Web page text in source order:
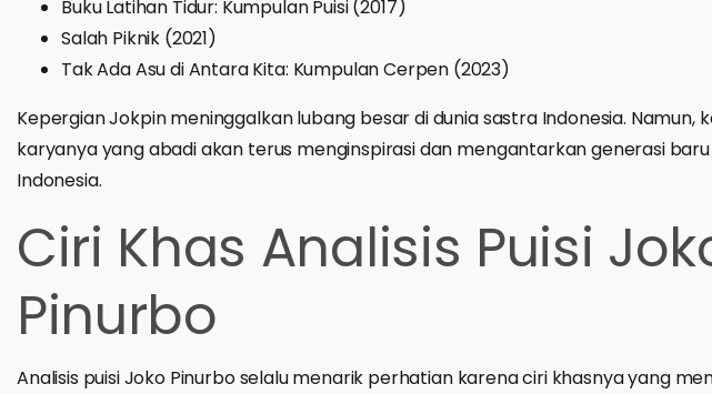
Buku Latihan Tidur: Kumpulan Puisi (2017)
Salah Piknik (2021)
Tak Ada Asu di Antara Kita: Kumpulan Cerpen (2023)
Kepergian Jokpin meninggalkan lubang besar di dunia sastra Indonesia. Namun,
karyanya yang abadi akan terus menginspirasi dan mengantarkan generasi
Indonesia.
Ciri Khas Analisis Puisi
Pinurbo
Analisis puisi Joko Pinurbo selalu menarik perhatian karena ciri khasnya yang